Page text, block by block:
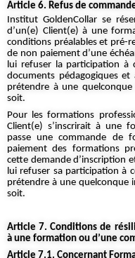
Article 6. Refus de
Institut GoldenCollar se
d’un(e) Client(e) à une
conditions préalables et pré-
de non paiement d’une
lui refuser la participation à
documents pédagogiques
prétendre à une
soit.
Pour les formations
Client(e) s’inscrirait à une
passe une commande de
paiement des formations
cette demande d’inscription
lui refuser sa participation à
prétendre à une quelconque
soit.
Article 7. Conditions de
à une formation ou d’une
Article 7.1. Concernant